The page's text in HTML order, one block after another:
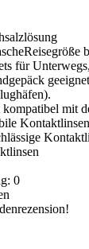
Reisegröße
für
mit
Kontaktlinsen
0